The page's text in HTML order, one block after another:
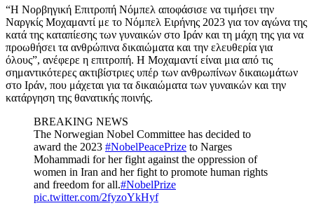
“Η Νορβηγική Επιτροπή Νόμπελ αποφάσισε να τιμήσει την
Ναργκίς Μοχαμαντί με το Νόμπελ Ειρήνης 2023 για τον αγώνα της
κατά της καταπίεσης των γυναικών στο Ιράν και τη μάχη της για να
προωθήσει τα ανθρώπινα δικαιώματα και την ελευθερία για
όλους”, ανέφερε η επιτροπή. Η Μοχαμαντί είναι μια από τις
σημαντικότερες ακτιβίστριες υπέρ των ανθρωπίνων δικαιωμάτων
στο Ιράν, που μάχεται για τα δικαιώματα των γυναικών και την
κατάργηση της θανατικής ποινής.
BREAKING NEWS
The Norwegian Nobel Committee has decided to
award the 2023 #NobelPeacePrize to Narges
Mohammadi for her fight against the oppression of
women in Iran and her fight to promote human rights
and freedom for all.#NobelPrize
pic.twitter.com/2fyzoYkHyf